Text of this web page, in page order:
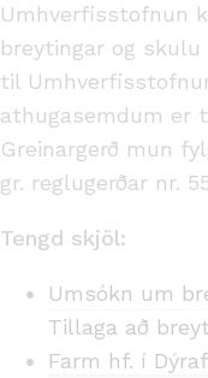
Umhverfisstofnun
breytingar og
til
athugasemdum er
Greinargerð mun
gr. reglugerðar nr.
Tengd skjöl:
Umsókn um
Tillaga að
Farm hf. í